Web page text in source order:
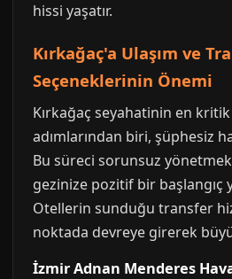
hissi yaşatır.
Kırkağaç'a Ulaşım ve
Seçeneklerinin Önemi
Kırkağaç seyahatinin en
adımlarından biri, şüphesiz
Bu süreci sorunsuz
gezinize pozitif bir başlangıç
Otellerin sunduğu transfer
noktada devreye girerek
İzmir Adnan Menderes